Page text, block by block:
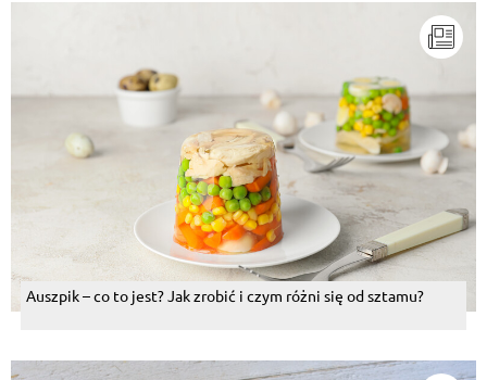
Auszpik – co to jest? Jak zrobić i czym różni się od sztamu?